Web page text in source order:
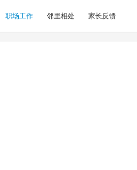
职场工作 邻里相处 家长反馈